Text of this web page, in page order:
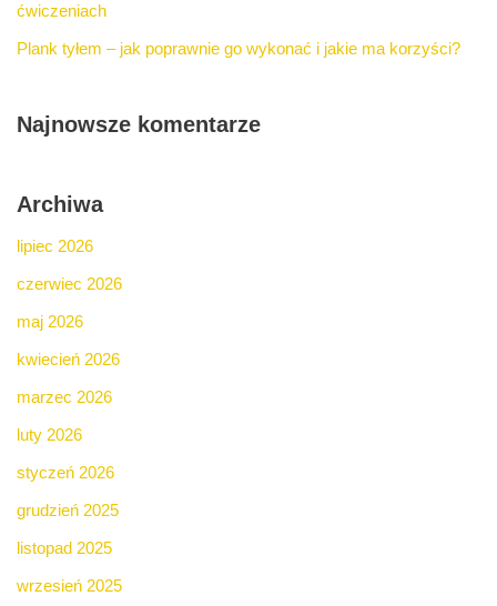
ćwiczeniach
Plank tyłem – jak poprawnie go wykonać i jakie ma korzyści?
Najnowsze komentarze
Archiwa
lipiec 2026
czerwiec 2026
maj 2026
kwiecień 2026
marzec 2026
luty 2026
styczeń 2026
grudzień 2025
listopad 2025
wrzesień 2025